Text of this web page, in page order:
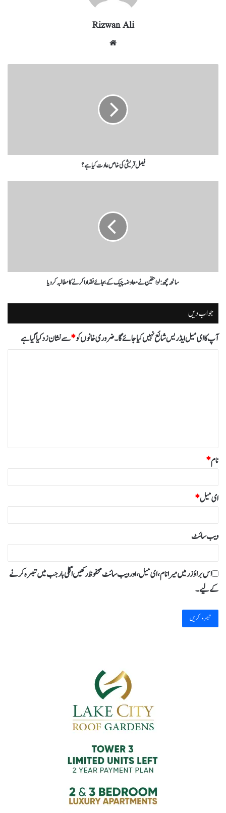
Rizwan Ali
فیصل قریشی کی خاص عادت کیا ہے؟
سانحہ مچھ: لواحقین نےمعاوضہ چیک کے بجائے نقد ادا کرنے کا مطالبہ کر دیا
جواب دیں
آپ کا ای میل ایڈریس شائع نہیں کیا جائے گا۔ضروری خانوں کو*سے نشان زد کیا گیا ہے
نام*
ای میل*
ویب‌ سائٹ
اس براؤزر میں میرا نام، ای میل، اور ویب سائٹ محفوظ رکھیں اگلی بار جب میں تبصرہ کرنے
کےلیے۔